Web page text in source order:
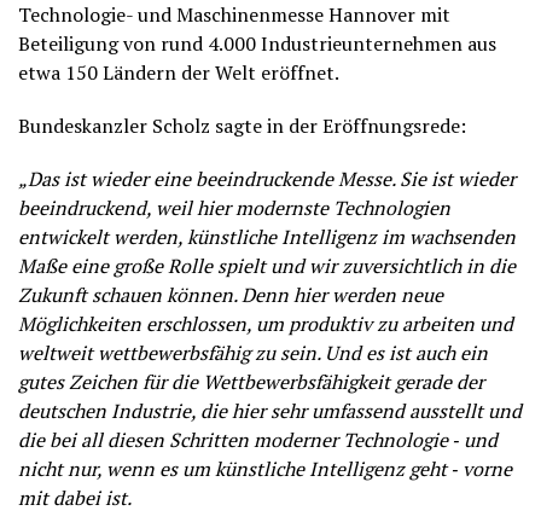
Technologie- und Maschinenmesse Hannover mit
Beteiligung von rund 4.000 Industrieunternehmen aus
etwa 150 Ländern der Welt eröffnet.
Bundeskanzler Scholz sagte in der Eröffnungsrede:
„Das ist wieder eine beeindruckende Messe. Sie ist wieder
beeindruckend, weil hier modernste Technologien
entwickelt werden, künstliche Intelligenz im wachsenden
Maße eine große Rolle spielt und wir zuversichtlich in die
Zukunft schauen können. Denn hier werden neue
Möglichkeiten erschlossen, um produktiv zu arbeiten und
weltweit wettbewerbsfähig zu sein. Und es ist auch ein
gutes Zeichen für die Wettbewerbsfähigkeit gerade der
deutschen Industrie, die hier sehr umfassend ausstellt und
die bei all diesen Schritten moderner Technologie ‑ und
nicht nur, wenn es um künstliche Intelligenz geht ‑ vorne
mit dabei ist.